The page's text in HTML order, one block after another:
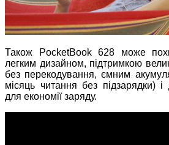
Також PocketBook 628 може
легким дизайном, підтримкою
без перекодування, ємним
місяць читання без підзарядки)
для економії заряду.